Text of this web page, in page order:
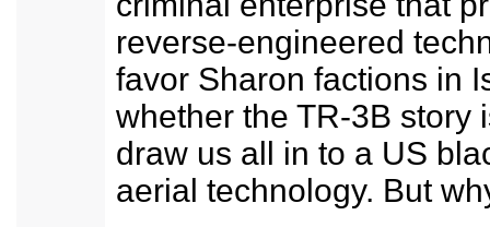
reverse-engineered
favor Sharon factions in
whether the TR-3B story
draw us all in to a US
aerial technology. But